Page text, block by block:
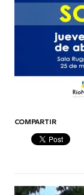
COMPARTIR